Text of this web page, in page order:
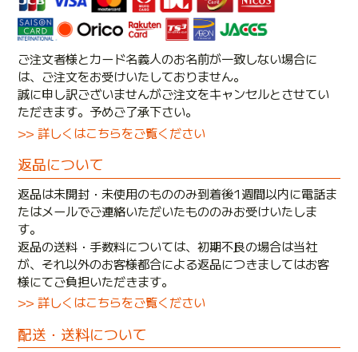
ご注文者様とカード名義人のお名前が一致しない場合に
は、ご注文をお受けいたしておりません。
誠に申し訳ございませんがご注文をキャンセルとさせてい
ただきます。予めご了承下さい。
>> 詳しくはこちらをご覧ください
返品について
返品は未開封・未使用のもののみ到着後1週間以内に電話ま
たはメールでご連絡いただいたもののみお受けいたしま
す。
返品の送料・手数料については、初期不良の場合は当社
が、それ以外のお客様都合による返品につきましてはお客
様にてご負担いただきます。
>> 詳しくはこちらをご覧ください
配送・送料について